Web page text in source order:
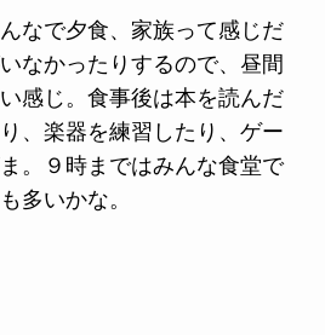
なで夕食、家族って感じだ
なかったりするので、昼間
感じ。食事後は本を読んだ
、楽器を練習したり、ゲー
。９時まではみんな食堂で
多いかな。